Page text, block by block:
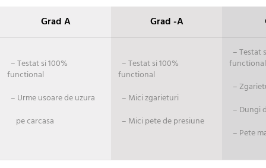
Grad A Grad -A
– Testat si 100%
functional
– Urme usoare de uzura
pe carcasa
– Testat si 100%
functional
– Mici zgarieturi
– Mici pete de presiune
– Testat
functional
–
– Dungi
– Pete